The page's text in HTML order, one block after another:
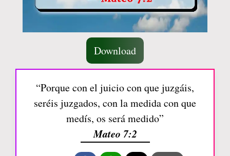
Download
“Porque con el juicio con que juzgáis,
seréis juzgados, con la medida con que
medís, os será medido”
Mateo 7:2